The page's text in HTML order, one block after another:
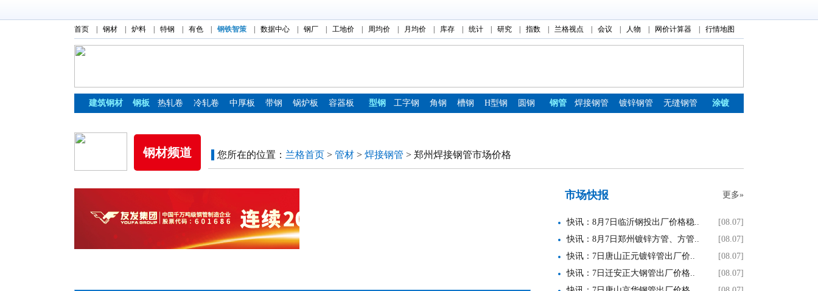
首页 钢材 炉料 特钢 有色 钢铁智策 数据中心 钢厂 工地价 周均价 月均价 库存 统计 研究 指数 兰格视点 会议 人物 网价计算器 行情地图
建筑钢材 钢板 热轧卷 冷轧卷 中厚板 带钢 锅炉板 容器板 型钢 工字钢 角钢 槽钢 H型钢 圆钢 钢管 焊接钢管 镀锌钢管 无缝钢管 涂镀
钢材频道 您所在的位置： 兰格首页 > 管材 > 焊接钢管 > 郑州焊接钢管市场价格
更多»
市场快报
[08.07]
快讯：8月7日临沂钢投出厂价格稳..
[08.07]
快讯：8月7日郑州镀锌方管、方管..
[08.07]
快讯：7日唐山正元镀锌管出厂价..
[08.07]
快讯：7日迁安正大钢管出厂价格..